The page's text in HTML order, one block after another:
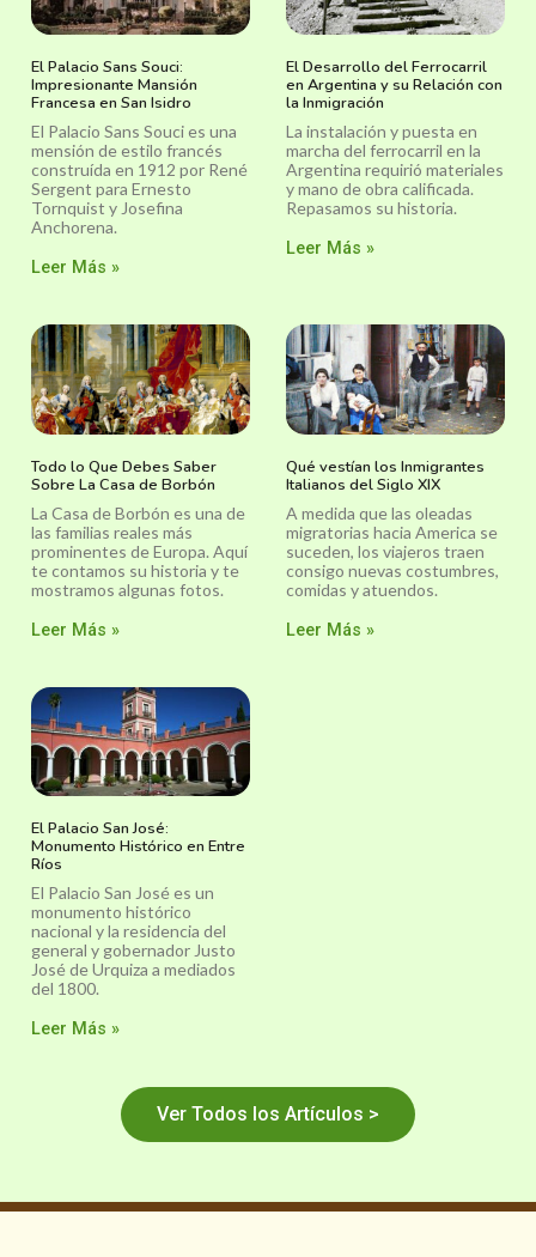
El Palacio Sans Souci:
Impresionante Mansión
Francesa en San Isidro
El Palacio Sans Souci es una
mensión de estilo francés
construída en 1912 por René
Sergent para Ernesto
Tornquist y Josefina
Anchorena.
Leer Más »
El Desarrollo del Ferrocarril
en Argentina y su Relación con
la Inmigración
La instalación y puesta en
marcha del ferrocarril en la
Argentina requirió materiales
y mano de obra calificada.
Repasamos su historia.
Leer Más »
Todo lo Que Debes Saber
Sobre La Casa de Borbón
La Casa de Borbón es una de
las familias reales más
prominentes de Europa. Aquí
te contamos su historia y te
mostramos algunas fotos.
Leer Más »
Qué vestían los Inmigrantes
Italianos del Siglo XIX
A medida que las oleadas
migratorias hacia America se
suceden, los viajeros traen
consigo nuevas costumbres,
comidas y atuendos.
Leer Más »
El Palacio San José:
Monumento Histórico en Entre
Ríos
El Palacio San José es un
monumento histórico
nacional y la residencia del
general y gobernador Justo
José de Urquiza a mediados
del 1800.
Leer Más »
Ver Todos los Artículos >